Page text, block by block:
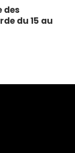
des
du 15 au